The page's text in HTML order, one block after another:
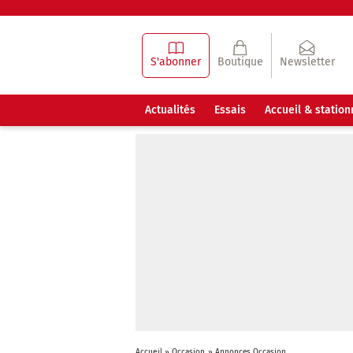
S'abonner Boutique Newsletter
Actualités Essais Accueil &